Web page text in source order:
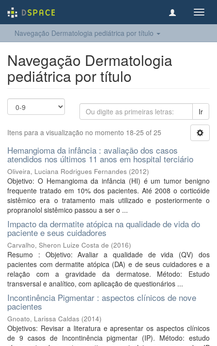
Navegação Dermatologia pediátrica por título
Navegação Dermatologia
pediátrica por título
Ir
Itens para a visualização no momento 18-25 of 25
Hemangioma da infância : avaliação dos casos
atendidos nos últimos 11 anos em hospital terciário
Oliveira, Luciana Rodrigues Fernandes (2012)
Objetivo: O Hemangioma da infância (HI) é um tumor benigno
frequente tratado em 10% dos pacientes. Até 2008 o corticóide
sistêmico era o tratamento mais utilizado e posteriormente o
propranolol sistêmico passou a ser o ...
Impacto da dermatite atópica na qualidade de vida do
paciente e seus cuidadores
Carvalho, Sheron Luize Costa de (2016)
Resumo : Objetivo: Avaliar a qualidade de vida (QV) dos
pacientes com dermatite atópica (DA) e de seus cuidadores e a
relação com a gravidade da dermatose. Método: Estudo
transversal e analítico, com aplicação de questionários ...
Incontinência Pigmentar : aspectos clínicos de nove
pacientes
Gnoato, Larissa Caldas (2014)
Objetivos: Revisar a literatura e apresentar os aspectos clínicos
de 9 casos de Incontinência pigmentar (IP). Método: estudo